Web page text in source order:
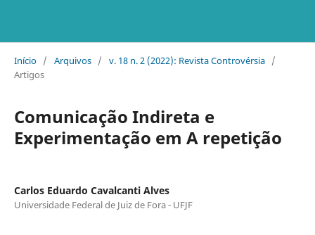
Início / Arquivos / v. 18 n. 2 (2022): Revista Controvérsia /
Artigos
Comunicação Indireta e
Experimentação em A repetição
Carlos Eduardo Cavalcanti Alves
Universidade Federal de Juiz de Fora - UFJF